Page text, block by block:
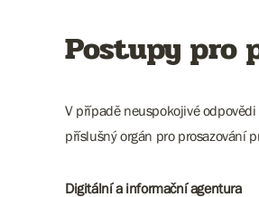
Postupy pro
V případě neuspokojivé
příslušný orgán pro prosazování
Digitální a informační agentura